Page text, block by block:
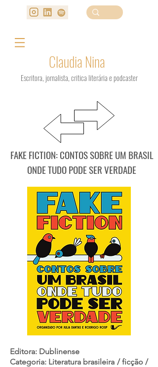
Claudia Nina
Escritora, jornalista, critica literária e podcaster
FAKE FICTION: CONTOS SOBRE UM BRASIL
ONDE TUDO PODE SER VERDADE
Editora: Dublinense
Categoria: Literatura brasileira / ficção /